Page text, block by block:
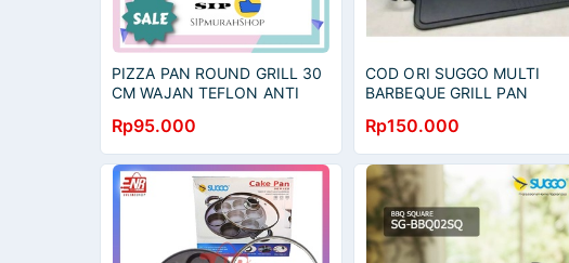
PIZZA PAN ROUND GRILL 30
CM WAJAN TEFLON ANTI
ANTI LENGKET MARTABAK
Rp95.000
COD ORI SUGGO MULTI
BARBEQUE GRILL PAN
PANGGANGAN DAGING IKAN
SATE SOSIS BBQ
SERBAGUNA KWALITAS
BAGUS
Rp150.000